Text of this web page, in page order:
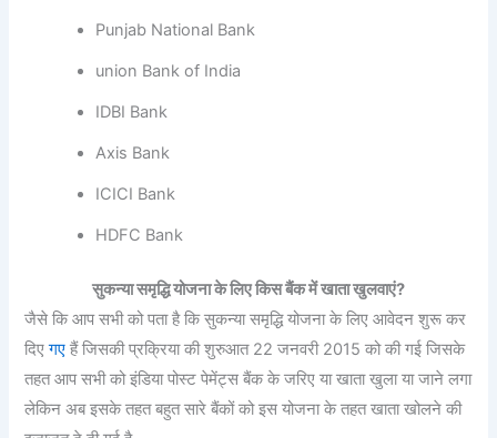
Punjab National Bank
union Bank of India
IDBI Bank
Axis Bank
ICICI Bank
HDFC Bank
सुकन्या समृद्धि योजना के लिए किस बैंक में खाता खुलवाएं?
जैसे कि आप सभी को पता है कि सुकन्या समृद्धि योजना के लिए आवेदन शुरू कर
दिएगए हैं जिसकी प्रक्रिया की शुरुआत 22 जनवरी 2015 को की गई जिसके
तहत आप सभी को इंडिया पोस्ट पेमेंट्स बैंक के जरिए या खाता खुला या जाने लगा
लेकिन अब इसके तहत बहुत सारे बैंकों को इस योजना के तहत खाता खोलने की